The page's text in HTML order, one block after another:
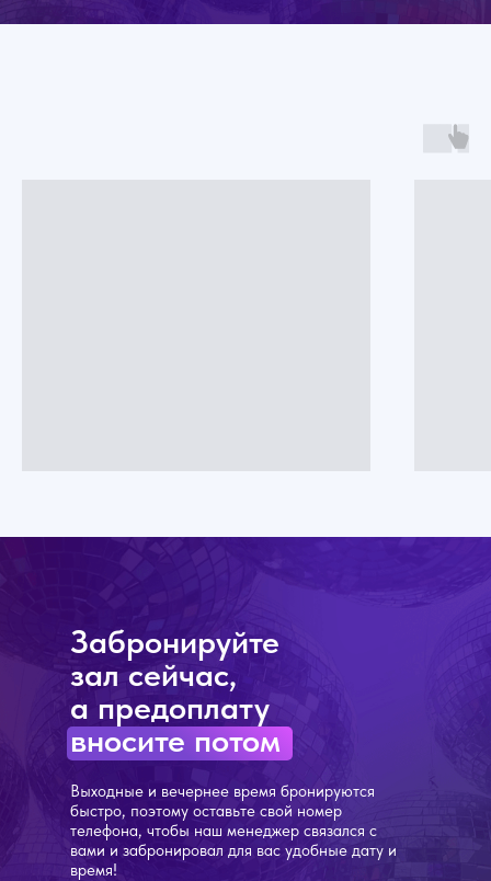
Забронируйте
зал сейчас,
а предоплату
вносите потом
Выходные и вечернее время бронируются
быстро, поэтому оставьте свой номер
телефона, чтобы наш менеджер связался с
вами и забронировал для вас удобные дату и
время!